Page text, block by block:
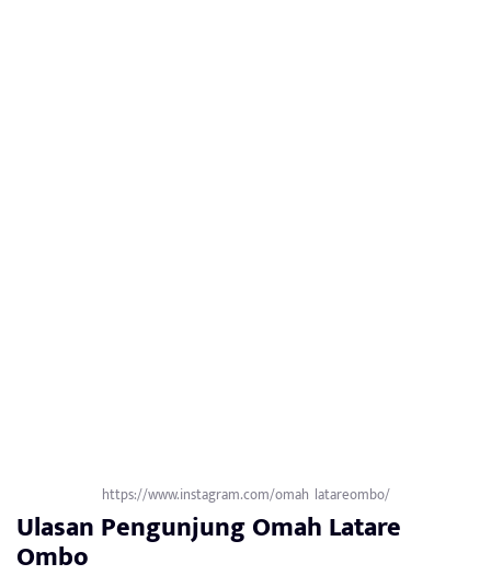
https://www.instagram.com/omah_latareombo/
Ulasan Pengunjung Omah Latare
Ombo